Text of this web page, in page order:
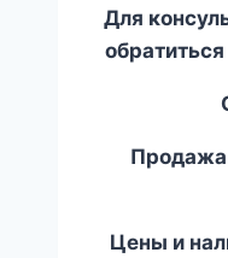
Для
Продажа
Цены и